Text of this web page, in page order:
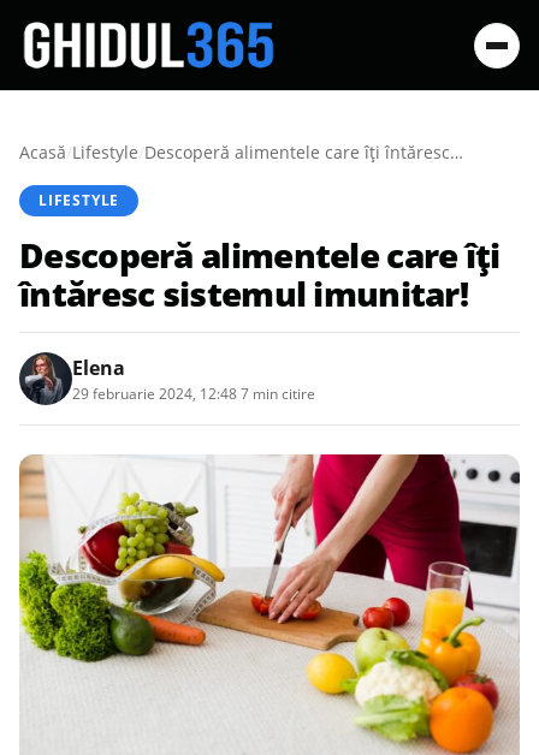
Acasă/Lifestyle/ Descoperă alimentele care îți întăresc sistemul imunitar!
LIFESTYLE
Descoperă alimentele care îți
întăresc sistemul imunitar!
Elena
29 februarie 2024, 12:487 min citire